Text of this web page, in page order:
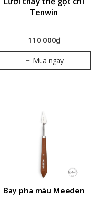
Tenwin
110.000₫
Mua ngay
Bay pha màu Meeden